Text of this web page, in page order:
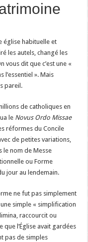
église habituelle et
les autels, changé les
vous dit que c’est une «
l’essentiel ». Mais
pareil.
de catholiques en
le Novus Ordo Missae
réformes du Concile
de petites variations,
le nom de Messe
ou Forme
jour au lendemain.
ne fut pas simplement
simple « simplification
raccourcit ou
l’Église avait gardées
pas de simples